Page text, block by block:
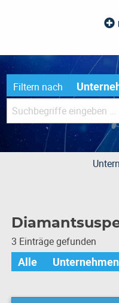
Filtern nach
3 Einträge gefunden
Alle Unternehmen